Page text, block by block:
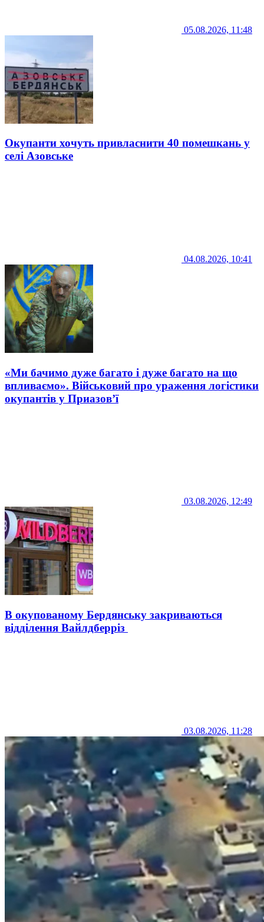
05.08.2026, 11:48
Окупанти хочуть привласнити 40 помешкань у
селі Азовське
04.08.2026, 10:41
«Ми бачимо дуже багато і дуже багато на що
впливаємо». Військовий про ураження логістики
окупантів у Приазов’ї
03.08.2026, 12:49
В окупованому Бердянську закриваються
відділення Вайлдберріз
03.08.2026, 11:28